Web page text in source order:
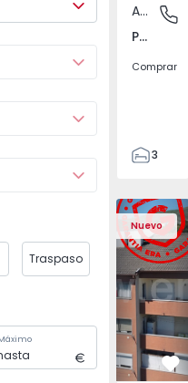
Traspaso
Póvoa
Apartamento
Póvoa de Varzim, Beiriz e Argivai, Porto
Comprar
3
138
153
2
Nuevo
Apartamento T2